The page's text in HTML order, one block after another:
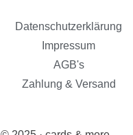
Datenschutzerklärung
Impressum
AGB's
Zahlung & Versand